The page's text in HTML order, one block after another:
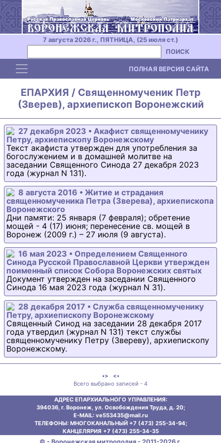
7 августа 2026 г., ПЯТНИЦА, (25 июля ст.)
ПОИСК
Toggle navigation ПОЛНАЯ ВЕРСИЯ САЙТА
ЕПАРХИЯ / Священномученик Петр
(Зверев), архиепископ Воронежский
27 декабря 2023 • Акафист священномученику
Петру, архиепископу Воронежскому
Текст акафиста утвержден для употребления за
богослужением и в домашней молитве на
заседании Священного Синода 27 декабря 2023
года (журнал N 131).
8 августа 2016 • Житие и страдания
священномученика Петра (Зверева), архиепископа
Воронежского
Дни памяти: 25 января (7 февраля); обретение
мощей - 4 (17) июня; перенесение св. мощей в
Воронеж (2009 г.) – 27 июля (9 августа).
16 мая 2023 • Определением Священного
Синода Русской Православной Церкви утвержден
поименный список Собора Воронежских святых
Документ утвержден на заседании Священного
Синода 16 мая 2023 года (журнал N 31).
28 декабря 2017 • Служба священномученику
Петру, архиепископу Воронежскому
Священный Синод на заседании 28 декабря 2017
года утвердил (журнал N 131) текст службы
священномученику Петру (Звереву), архиепископу
Воронежскому.
•>
<•
Всего выбрано записей - 4
АДРЕС ЕПАРХИАЛЬНОГО УПРАВЛЕНИЯ:
394036, г. Воронеж, ул. Освобождения Труда, д. 20;
E-MAIL: ve553435@mаil.ru
ТЕЛЕФОНЫ: МНОГОКАНАЛЬНЫЙ +7 (473) 255-34-94;
КАНЦЕЛЯРИЯ +7 (473) 255-34-35